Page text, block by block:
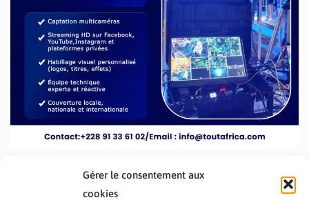
Gérer le consentement aux
cookies